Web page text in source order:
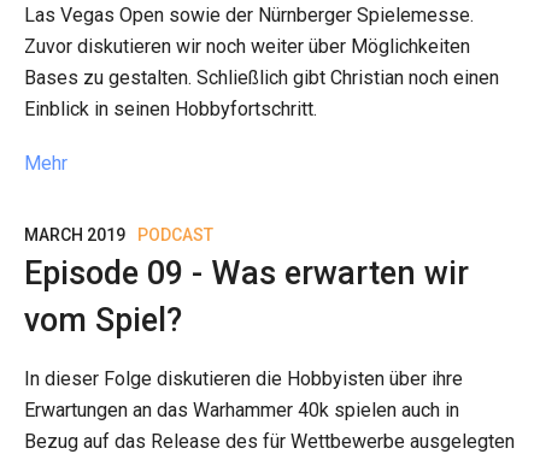
Las Vegas Open sowie der Nürnberger Spielemesse.
Zuvor diskutieren wir noch weiter über Möglichkeiten
Bases zu gestalten. Schließlich gibt Christian noch einen
Einblick in seinen Hobbyfortschritt.
Mehr
MARCH 2019 PODCAST
Episode 09 - Was erwarten wir
vom Spiel?
In dieser Folge diskutieren die Hobbyisten über ihre
Erwartungen an das Warhammer 40k spielen auch in
Bezug auf das Release des für Wettbewerbe ausgelegten